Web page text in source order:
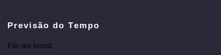
Previsão do Tempo